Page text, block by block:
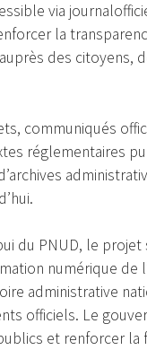
via
la
des citoyens,
communiqués
réglementaires
du PNUD, le projet
numérique de
administrative
officiels. Le
et renforcer la